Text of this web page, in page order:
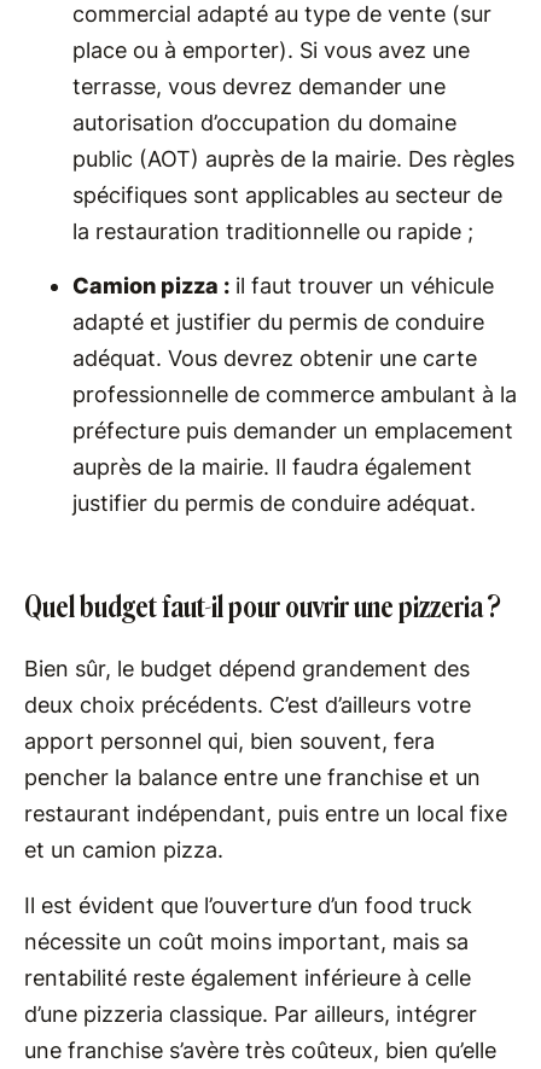
commercial adapté au type de vente (sur
place ou à emporter). Si vous avez une
terrasse, vous devrez demander une
autorisation d’occupation du domaine
public (AOT) auprès de la mairie. Des règles
spécifiques sont applicables au secteur de
la restauration traditionnelle ou rapide ;
Camion pizza : il faut trouver un véhicule
adapté et justifier du permis de conduire
adéquat. Vous devrez obtenir une carte
professionnelle de commerce ambulant à la
préfecture puis demander un emplacement
auprès de la mairie. Il faudra également
justifier du permis de conduire adéquat.
Quel budget faut-il pour ouvrir une pizzeria ?
Bien sûr, le budget dépend grandement des
deux choix précédents. C’est d’ailleurs votre
apport personnel qui, bien souvent, fera
pencher la balance entre une franchise et un
restaurant indépendant, puis entre un local fixe
et un camion pizza.
Il est évident que l’ouverture d’un food truck
nécessite un coût moins important, mais sa
rentabilité reste également inférieure à celle
d’une pizzeria classique. Par ailleurs, intégrer
une franchise s’avère très coûteux, bien qu’elle